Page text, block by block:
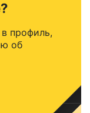
профиль,
об